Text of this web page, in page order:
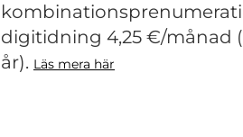
digitidning 4,25 €/månad
år). Läs mera här